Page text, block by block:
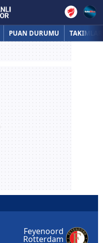
PUAN DURUMU TAKIMLAR
Feyenoord
Rotterdam